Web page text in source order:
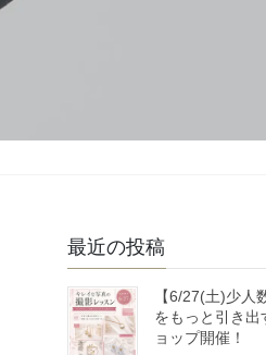
最近の投稿
【6/27(土)少人
をもっと引き
ョップ開催！